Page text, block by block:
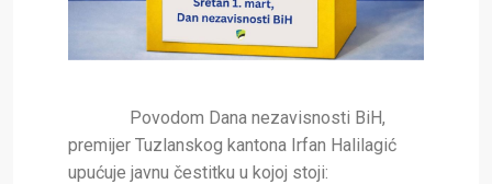
Povodom Dana nezavisnosti BiH,
premijer Tuzlanskog kantona Irfan Halilagić
upućuje javnu čestitku u kojoj stoji: